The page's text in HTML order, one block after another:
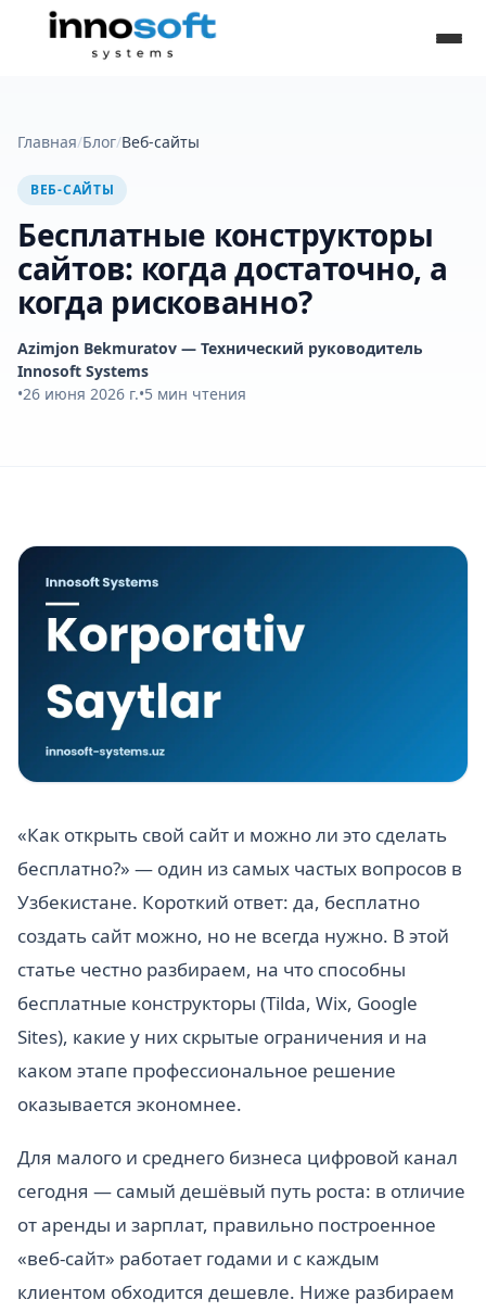
Главная/Блог/Веб-сайты
ВЕБ-САЙТЫ
Бесплатные конструкторы
сайтов: когда достаточно, а
когда рискованно?
Azimjon Bekmuratov — Технический руководитель
Innosoft Systems
•26 июня 2026 г.•5 мин чтения
«Как открыть свой сайт и можно ли это сделать
бесплатно?» — один из самых частых вопросов в
Узбекистане. Короткий ответ: да, бесплатно
создать сайт можно, но не всегда нужно. В этой
статье честно разбираем, на что способны
бесплатные конструкторы (Tilda, Wix, Google
Sites), какие у них скрытые ограничения и на
каком этапе профессиональное решение
оказывается экономнее.
Для малого и среднего бизнеса цифровой канал
сегодня — самый дешёвый путь роста: в отличие
от аренды и зарплат, правильно построенное
«веб-сайт» работает годами и с каждым
клиентом обходится дешевле. Ниже разбираем